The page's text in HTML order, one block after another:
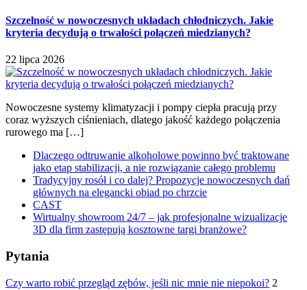
Szczelność w nowoczesnych układach chłodniczych. Jakie
kryteria decydują o trwałości połączeń miedzianych?
22 lipca 2026
Nowoczesne systemy klimatyzacji i pompy ciepła pracują przy
coraz wyższych ciśnieniach, dlatego jakość każdego połączenia
rurowego ma […]
Dlaczego odtruwanie alkoholowe powinno być traktowane
jako etap stabilizacji, a nie rozwiązanie całego problemu
Tradycyjny rosół i co dalej? Propozycje nowoczesnych dań
głównych na elegancki obiad po chrzcie
CAST
Wirtualny showroom 24/7 – jak profesjonalne wizualizacje
3D dla firm zastępują kosztowne targi branżowe?
Pytania
Czy warto robić przegląd zębów, jeśli nic mnie nie niepokoi? 2